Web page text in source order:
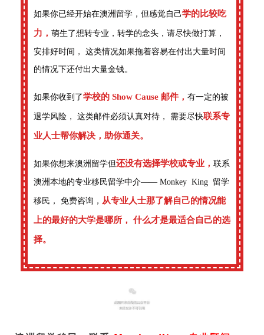
如果你已经开始在澳洲留学，但感觉自己学的比较吃
力， 萌生了想转专业，转学的念头，请尽快做打算，
安排好时间， 这类情况如果拖着容易在付出大量时间
的情况下还付出大量金钱。
如果你收到了学校的 Show Cause 邮件， 有一定的被
退学风险， 这类邮件必须认真对待， 需要尽快联系专
业人士帮你解决，助你通关。
如果你想来澳洲留学但还没有选择学校或专业， 联系
澳洲本地的专业移民留学中介—— Monkey King 留学
移民， 免费咨询， 从专业人士那了解自己的情况能
上的最好的大学是哪所， 什么才是最适合自己的选
择。